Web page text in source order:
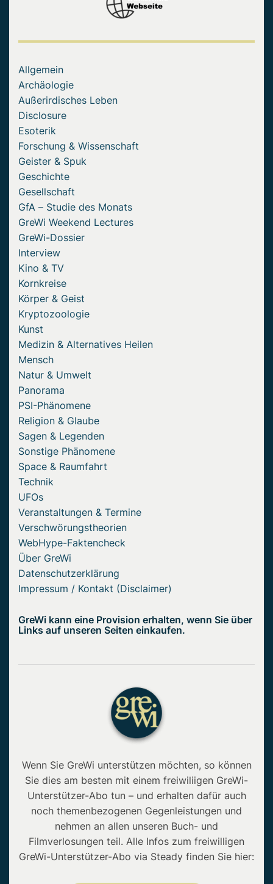
Allgemein
Archäologie
Außerirdisches Leben
Disclosure
Esoterik
Forschung & Wissenschaft
Geister & Spuk
Geschichte
Gesellschaft
GfA – Studie des Monats
GreWi Weekend Lectures
GreWi-Dossier
Interview
Kino & TV
Kornkreise
Körper & Geist
Kryptozoologie
Kunst
Medizin & Alternatives Heilen
Mensch
Natur & Umwelt
Panorama
PSI-Phänomene
Religion & Glaube
Sagen & Legenden
Sonstige Phänomene
Space & Raumfahrt
Technik
UFOs
Veranstaltungen & Termine
Verschwörungstheorien
WebHype-Faktencheck
Über GreWi
Datenschutzerklärung
Impressum / Kontakt (Disclaimer)
GreWi kann eine Provision erhalten, wenn Sie über
Links auf unseren Seiten einkaufen.
Wenn Sie GreWi unterstützen möchten, so können
Sie dies am besten mit einem freiwiliigen GreWi-
Unterstützer-Abo tun – und erhalten dafür auch
noch themenbezogenen Gegenleistungen und
nehmen an allen unseren Buch- und
Filmverlosungen teil. Alle Infos zum freiwilligen
GreWi-Unterstützer-Abo via Steady finden Sie hier: